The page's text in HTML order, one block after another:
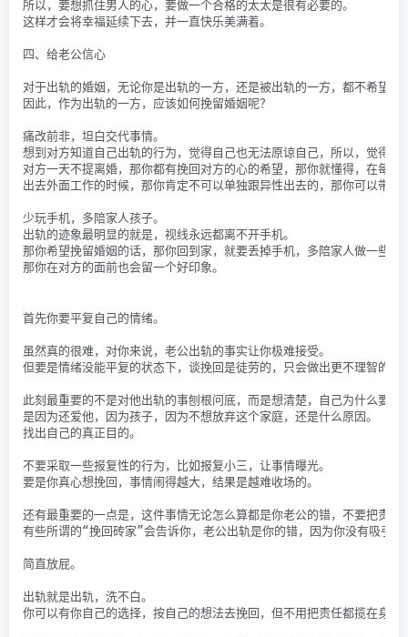
所以，要想抓住男人的心，要做一个合格的太太是很有必要的。
这样才会将幸福延续下去，并一直快乐美满着。
四、给老公信心
对于出轨的婚姻，无论你是出轨的一方，还是被出轨的一方，都不希望
因此，作为出轨的一方，应该如何挽留婚姻呢？
痛改前非，坦白交代事情。
想到对方知道自己出轨的行为，觉得自己也无法原谅自己，所以，觉得
对方一天不提离婚，那你都有挽回对方的心的希望，那你就懂得，在每
出去外面工作的时候，那你肯定不可以单独跟异性出去的，那你可以带
少玩手机，多陪家人孩子。
出轨的迹象最明显的就是，视线永远都离不开手机。
那你希望挽留婚姻的话，那你回到家，就要丢掉手机，多陪家人做一些
那你在对方的面前也会留一个好印象。
首先你要平复自己的情绪。
虽然真的很难，对你来说，老公出轨的事实让你极难接受。
但要是情绪没能平复的状态下，谈挽回是徒劳的，只会做出更不理智的行
此刻最重要的不是对他出轨的事刨根问底，而是想清楚，自己为什么要挽
是因为还爱他，因为孩子，因为不想放弃这个家庭，还是什么原因。
找出自己的真正目的。
不要采取一些报复性的行为，比如报复小三，让事情曝光。
要是你真心想挽回，事情闹得越大，结果是越难收场的。
还有最重要的一点是，这件事情无论怎么算都是你老公的错，不要把责任
有些所谓的“挽回砖家”会告诉你，老公出轨是你的错，因为你没有吸引
简直放屁。
出轨就是出轨，洗不白。
你可以有你自己的选择，按自己的想法去挽回，但不用把责任都揽在身上